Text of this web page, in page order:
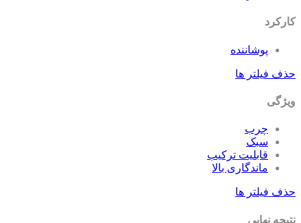
کارکرد
پوشاننده
حذف فیلتر ها
ویژگی
چرب
سبک
قابلیت ترکیب
ماندگاری بالا
حذف فیلتر ها
نتیجه نهایی